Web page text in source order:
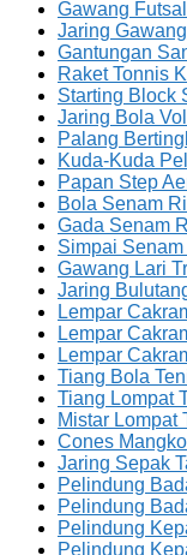
Gawang
Jaring
Gantungan
Raket Tonnis
Starting Block
Jaring Bola
Palang
Kuda-Kuda
Papan Step
Bola Senam
Gada Senam
Simpai
Gawang Lari
Jaring
Lempar
Lempar
Lempar
Tiang Bola
Tiang Lompat
Mistar Lompat
Cones
Jaring Sepak
Pelindung
Pelindung
Pelindung
Pelindung